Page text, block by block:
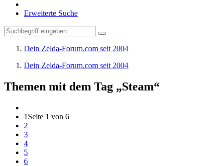
Erweiterte Suche
Dein Zelda-Forum.com seit 2004
Dein Zelda-Forum.com seit 2004
Themen mit dem Tag „Steam“
1 Seite 1 von 6
2
3
4
5
6